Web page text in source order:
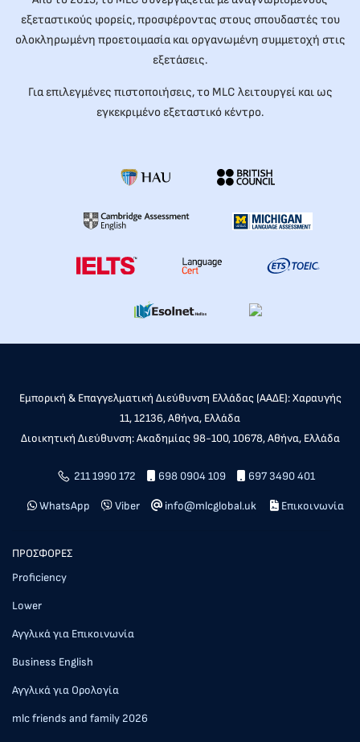
εξεταστικούς φορείς, προσφέροντας στους σπουδαστές του
ολοκληρωμένη προετοιμασία και οργανωμένη συμμετοχή στις
εξετάσεις.
Για επιλεγμένες πιστοποιήσεις, το MLC λειτουργεί και ως
εγκεκριμένο εξεταστικό κέντρο.
Εμπορική & Επαγγελματική Διεύθυνση Ελλάδας (ΑΑΔΕ): Χαραυγής
11, 12136, Αθήνα, Ελλάδα
Διοικητική Διεύθυνση: Ακαδημίας 98-100, 10678, Αθήνα, Ελλάδα
211 1990 172 698 0904 109 697 3490 401
WhatsApp Viber info@mlcglobal.uk Επικοινωνία
ΠΡΟΣΦΟΡΕΣ
Proficiency
Lower
Αγγλικά για Επικοινωνία
Business English
Αγγλικά για Ορολογία
mlc friends and family 2026